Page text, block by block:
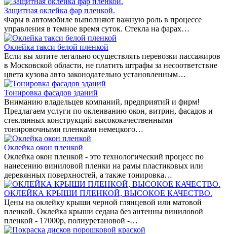
Защитная оклейка фар пленкой.
Фары в автомобиле выполняют важную роль в процессе
управления в темное время суток. Стекла на фарах…
Оклейка такси белой пленкой
Если вы хотите легально осуществлять перевозки пассажиров
в Московской области, не платить штрафы за несоответствие
цвета кузова авто законодательно установленным…
Тонировка фасадов зданий
Вниманию владельцев компаний, предприятий и фирм!
Предлагаем услуги по оклеиванию окон, витрин, фасадов и
стеклянных конструкций высококачественными
тонировочными пленками немецкого…
Оклейка окон пленкой
Оклейка окон пленкой - это технологический процесс по
нанесению виниловой пленки на рамы пластиковых или
деревянных поверхностей, а также тонировка…
ОКЛЕЙКА КРЫШИ ПЛЕНКОЙ, ВЫСОКОЕ КАЧЕСТВО.
Цены на оклейку крыши черной глянцевой или матовой
пленкой. Оклейка крыши седана без антенны виниловой
пленкой - 17000р, полиуретановой -…